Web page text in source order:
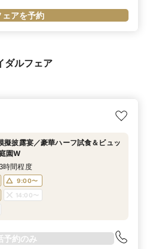
ェアを予約
ダルフェア
擬披露宴／豪華ハーフ試食＆ビュッ
園W
時間程度
9:00〜
14:00〜
予約のみ